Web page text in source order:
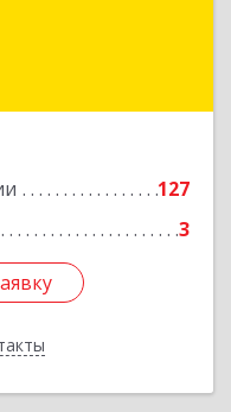
127
3
Ишимбайский р-н,